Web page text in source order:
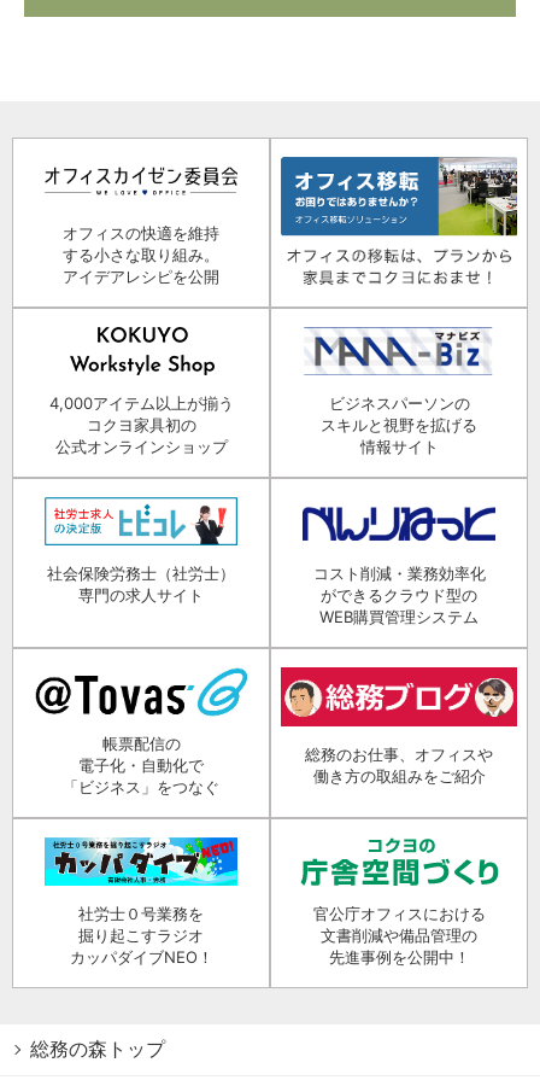
オフィスの快適を維持
する小さな取り組み。
アイデアレシピを公開
4,000アイテム以上が揃う
コクヨ家具初の
公式オンラインショップ
ビジネスパーソンの
スキルと視野を拡げる
情報サイト
社会保険労務士（社労士）
専門の求人サイト
コスト削減・業務効率化
ができるクラウド型の
WEB購買管理システム
帳票配信の
電子化・自動化で
「ビジネス」をつなぐ
総務のお仕事、オフィスや
働き方の取組みをご紹介
社労士０号業務を
掘り起こすラジオ
カッパダイブNEO！
官公庁オフィスにおける
文書削減や備品管理の
先進事例を公開中！
総務の森トップ